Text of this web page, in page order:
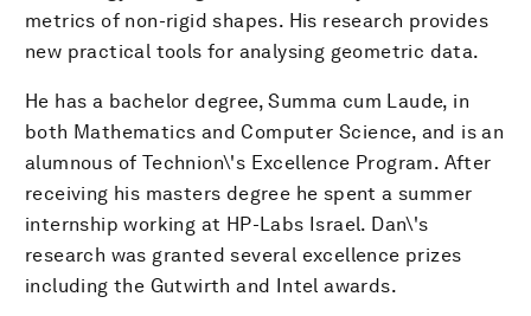
metrics of non-rigid shapes. His research provides
new practical tools for analysing geometric data.
He has a bachelor degree, Summa cum Laude, in
both Mathematics and Computer Science, and is an
alumnous of Technion\'s Excellence Program. After
receiving his masters degree he spent a summer
internship working at HP-Labs Israel. Dan\'s
research was granted several excellence prizes
including the Gutwirth and Intel awards.